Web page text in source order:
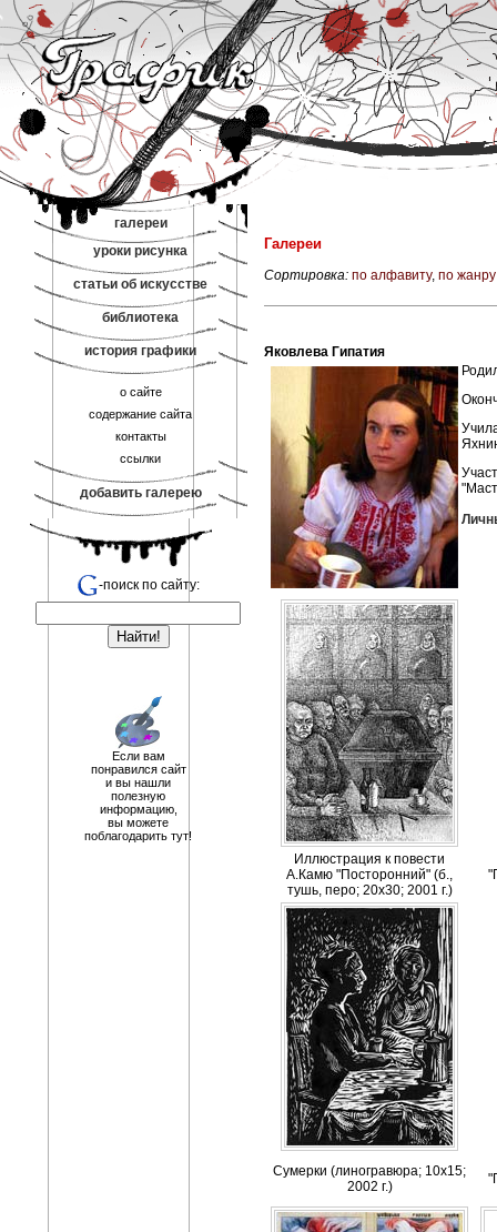
галереи
уроки рисунка
статьи об искусстве
библиотека
история графики
о сайте
содержание сайта
контакты
ссылки
добавить галерею
-поиск по сайту:
Если вам
понравился сайт
и вы нашли
полезную
информацию,
вы можете
поблагодарить тут!
Галереи
Сортировка: по алфавиту, по
Яковлева Гипатия
Иллюстрация к повести
А.Камю "Посторонний" (б.,
тушь, перо; 20х30; 2001 г.)
Сумерки (линогравюра; 10х15;
2002 г.)